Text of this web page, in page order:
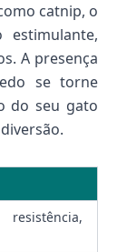
catnip, o
A presença
se torne
do seu gato